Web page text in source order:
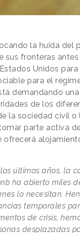
la huida del
sus fronteras
Unidos para
para el
demandando
de los
la sociedad civil o
parte activa
ofrecerá
los últimos años, la
ha abierto miles
lo necesitan.
temporales
de crisis,
desplazadas